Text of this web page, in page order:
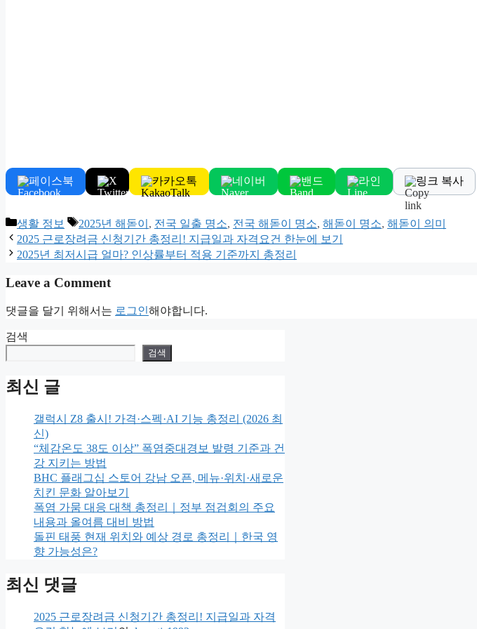
페이스북 X 카카오톡 네이버 밴드 라인 링크 복사
Categories
생활 정보 Tags
2025년 해돋이 , 전국 일출 명소, 전국 해돋이 명소, 해돋이 명소, 해돋이 의미
2025 근로장려금 신청기간 총정리! 지급일과 자격요건 한눈에 보기
2025년 최저시급 얼마? 인상률부터 적용 기준까지 총정리
Leave a Comment
댓글을 달기 위해서는 로그인해야합니다.
검색
검색
최신 글
갤럭시 Z8 출시! 가격·스펙·AI 기능 총정리 (2026 최
신)
“체감온도 38도 이상” 폭염중대경보 발령 기준과 건
강 지키는 방법
BHC 플래그십 스토어 강남 오픈, 메뉴·위치·새로운
치킨 문화 알아보기
폭염 가뭄 대응 대책 총정리｜정부 점검회의 주요
내용과 올여름 대비 방법
돌핀 태풍 현재 위치와 예상 경로 총정리｜한국 영
향 가능성은?
최신 댓글
2025 근로장려금 신청기간 총정리! 지급일과 자격